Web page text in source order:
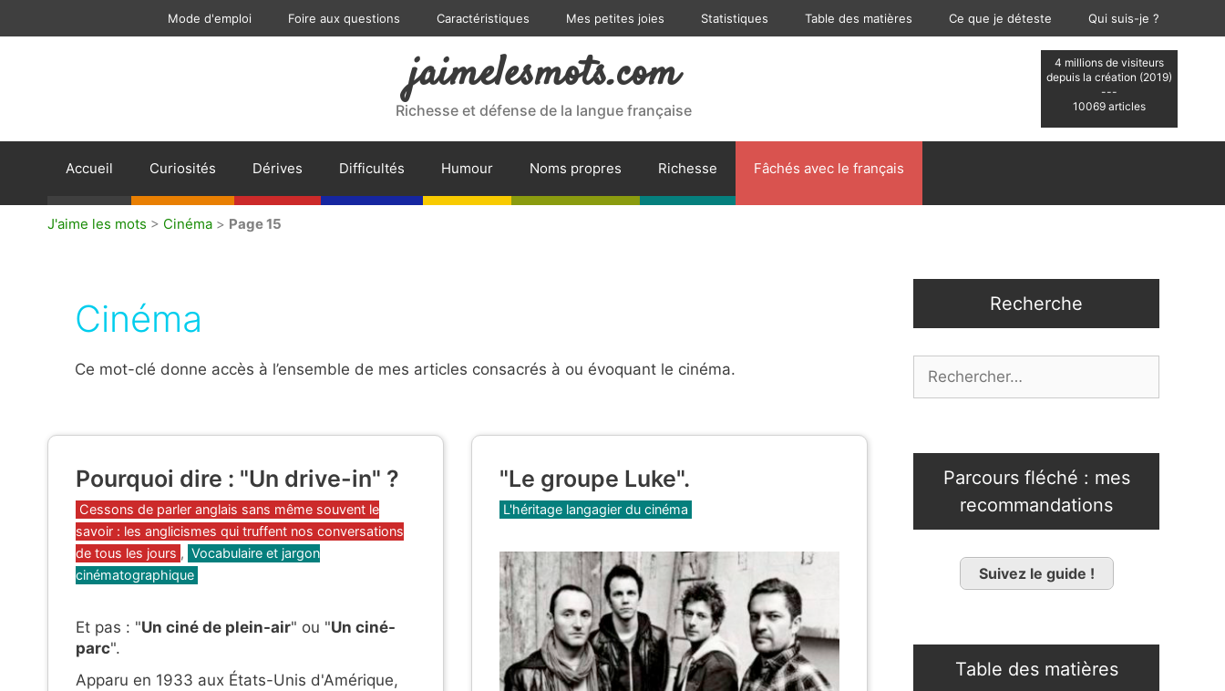
Mode d'emploi Foire aux questions Caractéristiques Mes petites joies Statistiques Table des matières Ce que je déteste Qui suis-je ?
4 millions de visiteurs
depuis la création (2019)
---
10069 articles
jaimelesmots.com
Richesse et défense de la langue française
Accueil Curiosités Dérives Difficultés Humour Noms propres Richesse Fâchés avec le français
J'aime les mots > Cinéma > Page 15
Cinéma
Ce mot-clé donne accès à l’ensemble de mes articles consacrés à ou évoquant le cinéma.
Pourquoi dire : "Un drive-in" ?
Catégories
Cessons de parler anglais sans même souvent le
savoir : les anglicismes qui truffent nos conversations
de tous les jours , Vocabulaire et jargon
cinématographique
Et pas : "Un ciné de plein-air" ou "Un ciné-
parc".
Apparu en 1933 aux États-Unis d'Amérique,
"Le groupe Luke".
Catégories
L'héritage langagier du cinéma
Recherche
Parcours fléché : mes
recommandations
Suivez le guide !
Table des matières